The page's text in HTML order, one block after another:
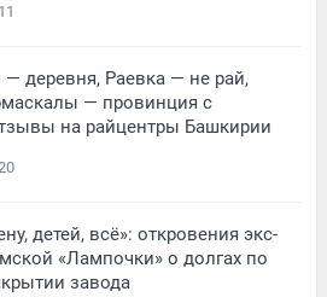
11
деревня, Раевка — не рай,
— провинция с
на райцентры Башкирии
детей, всё»: откровения экс-
«Лампочки» о долгах по
завода